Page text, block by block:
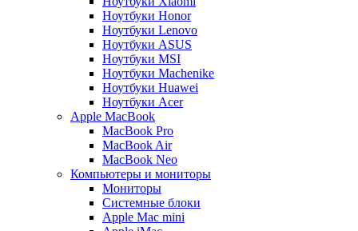
Ноутбуки Honor
Ноутбуки Lenovo
Ноутбуки ASUS
Ноутбуки MSI
Ноутбуки Machenike
Ноутбуки Huawei
Ноутбуки Acer
Apple MacBook
MacBook Pro
MacBook Air
MacBook Neo
Компьютеры и мониторы
Мониторы
Системные блоки
Apple Mac mini